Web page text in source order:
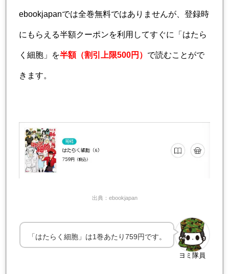
ebookjapanでは全巻無料ではありませんが、登録時
にもらえる半額クーポンを利用してすぐに「はたら
く細胞」を半額（割引上限500円） で読むことがで
きます。
出典：ebookjapan
ヨミ隊員
「はたらく細胞」は1巻あたり759円です。